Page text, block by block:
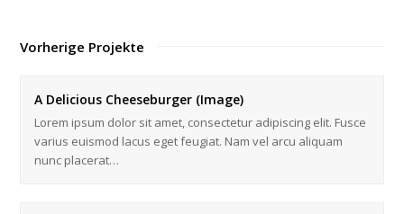
Vorherige Projekte
A Delicious Cheeseburger (Image)
Lorem ipsum dolor sit amet, consectetur adipiscing elit. Fusce
varius euismod lacus eget feugiat. Nam vel arcu aliquam
nunc placerat…